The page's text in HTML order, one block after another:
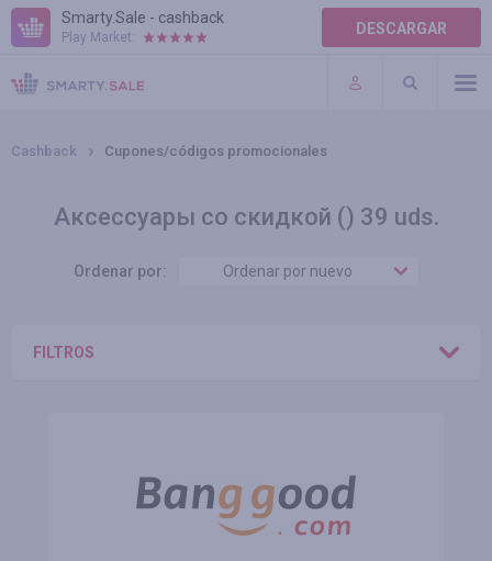
Smarty.Sale - cashback
Play Market: DESCARGAR
TÉRMINOS DE USO
COMPLEMENTOS
Cashback Cupones/códigos promocionales
Аксессуары со скидкой () 39 uds.
Ordenar por: Ordenar por nuevo
FILTROS